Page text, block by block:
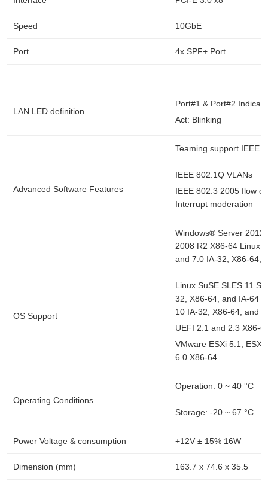
Speed 10GbE
Port 4x SPF+ Port
LAN LED definition
Port#1 & Port#2
Act: Blinking
Advanced Software Features
Teaming support IEEE
IEEE 802.1Q VLANs
IEEE 802.3 2005 flow
Interrupt moderation
OS Support
Windows® Server 2012
2008 R2 X86-64 Linux
and 7.0 IA-32, X86-64,
Linux SuSE SLES 11
32, X86-64, and IA-64
10 IA-32, X86-64, and
UEFI 2.1 and 2.3 X86-
VMware ESXi 5.1, ESXi
6.0 X86-64
Operating Conditions
Operation: 0 ~ 40 °C
Storage: -20 ~ 67 °C
Power Voltage & consumption +12V ± 15% 16W
Dimension (mm) 163.7 x 74.6 x 35.5